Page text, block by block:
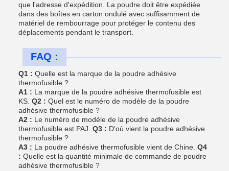
que l'adresse d'expédition. La poudre doit être expédiée
dans des boîtes en carton ondulé avec suffisamment de
matériel de rembourrage pour protéger le contenu des
déplacements pendant le transport.
FAQ :
Q1 : Quelle est la marque de la poudre adhésive
thermofusible ?
A1 : La marque de la poudre adhésive thermofusible est
KS. Q2 : Quel est le numéro de modèle de la poudre
adhésive thermofusible ?
A2 : Le numéro de modèle de la poudre adhésive
thermofusible est PAJ. Q3 : D'où vient la poudre adhésive
thermofusible ?
A3 : La poudre adhésive thermofusible vient de Chine. Q4
: Quelle est la quantité minimale de commande de poudre
adhésive thermofusible ?